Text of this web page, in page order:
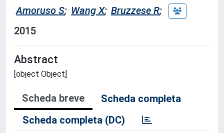
Amoruso S; Wang X; Bruzzese R;
2015
Abstract
[object Object]
Scheda breve
Scheda completa
Scheda completa (DC)